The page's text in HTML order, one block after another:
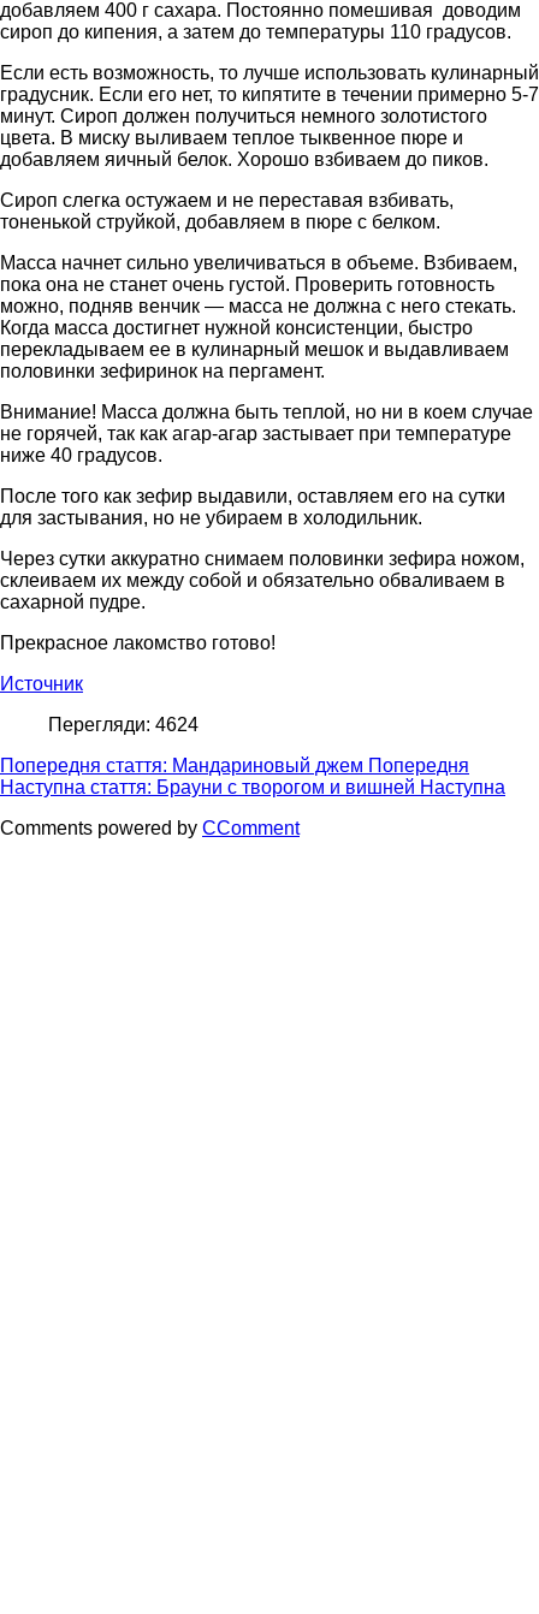
добавляем 400 г сахара. Постоянно помешивая доводим
сироп до кипения, а затем до температуры 110 градусов.
Если есть возможность, то лучше использовать кулинарный
градусник. Если его нет, то кипятите в течении примерно 5-7
минут. Сироп должен получиться немного золотистого
цвета. В миску выливаем теплое тыквенное пюре и
добавляем яичный белок. Хорошо взбиваем до пиков.
Сироп слегка остужаем и не переставая взбивать,
тоненькой струйкой, добавляем в пюре с белком.
Масса начнет сильно увеличиваться в объеме. Взбиваем,
пока она не станет очень густой. Проверить готовность
можно, подняв венчик — масса не должна с него стекать.
Когда масса достигнет нужной консистенции, быстро
перекладываем ее в кулинарный мешок и выдавливаем
половинки зефиринок на пергамент.
Внимание! Масса должна быть теплой, но ни в коем случае
не горячей, так как агар-агар застывает при температуре
ниже 40 градусов.
После того как зефир выдавили, оставляем его на сутки
для застывания, но не убираем в холодильник.
Через сутки аккуратно снимаем половинки зефира ножом,
склеиваем их между собой и обязательно обваливаем в
сахарной пудре.
Прекрасное лакомство готово!
Источник
Перегляди: 4624
Попередня стаття: Мандариновый джем Попередня
Наступна стаття: Брауни с творогом и вишней Наступна
Comments powered by CComment